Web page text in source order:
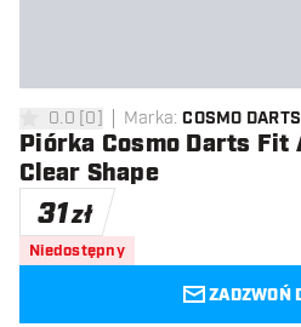
0 gwiazdki oceny
0.0 [0] Marka: COSMO DARTS
Piórka Cosmo Darts Fit
Clear Shape
31zł
Niedostępny
ZADZWOŃ